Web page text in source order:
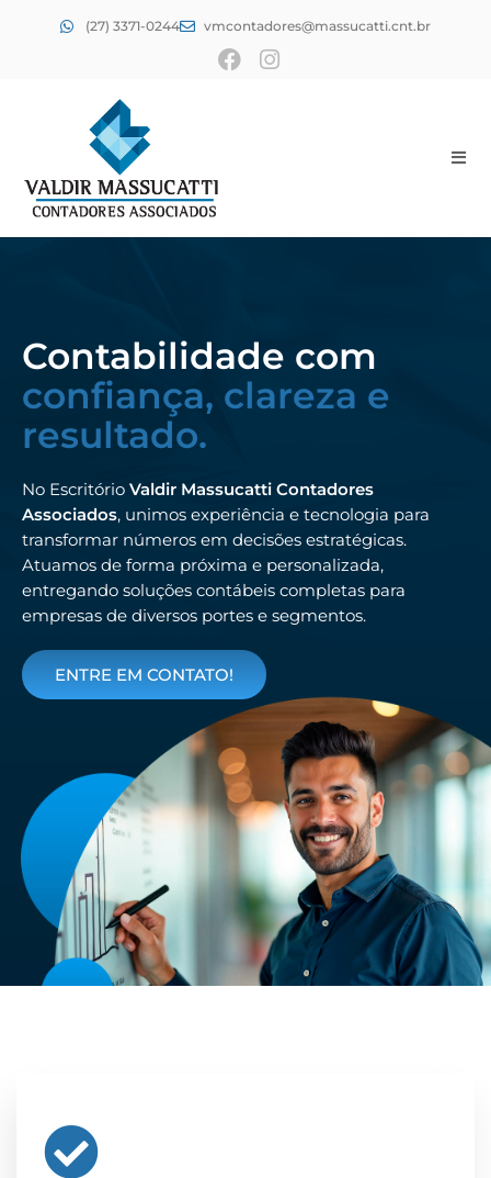
(27) 3371-0244 vmcontadores@massucatti.cnt.br
Contabilidade com
confiança, clareza e
resultado.
No Escritório Valdir Massucatti Contadores
Associados, unimos experiência e tecnologia para
transformar números em decisões estratégicas.
Atuamos de forma próxima e personalizada,
entregando soluções contábeis completas para
empresas de diversos portes e segmentos.
ENTRE EM CONTATO!